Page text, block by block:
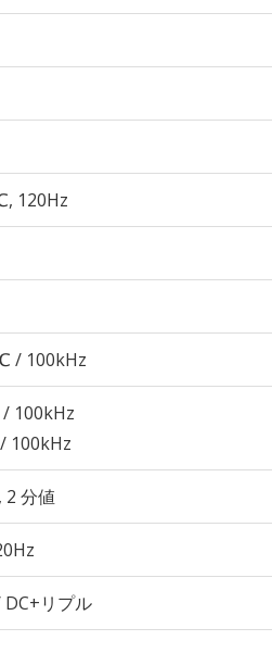
120Hz
/ 100kHz
100kHz
100kHz
分値
リプル